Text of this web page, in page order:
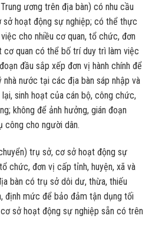
ương trên địa bàn) có nhu cầu
hoạt động sự nghiệp; có thể thực
cho nhiều cơ quan, tổ chức, đơn
cơ quan có thể bố trí duy trì làm việc
đầu sắp xếp đơn vị hành chính để
nước tại các địa bàn sáp nhập và
sinh hoạt của cán bộ, công chức,
không để ảnh hưởng, gián đoạn
cho người dân.
trụ sở, cơ sở hoạt động sự
chức, đơn vị cấp tỉnh, huyện, xã và
bàn có trụ sở dôi dư, thừa, thiếu
định mức để bảo đảm tận dụng tối
sở hoạt động sự nghiệp sẵn có trên